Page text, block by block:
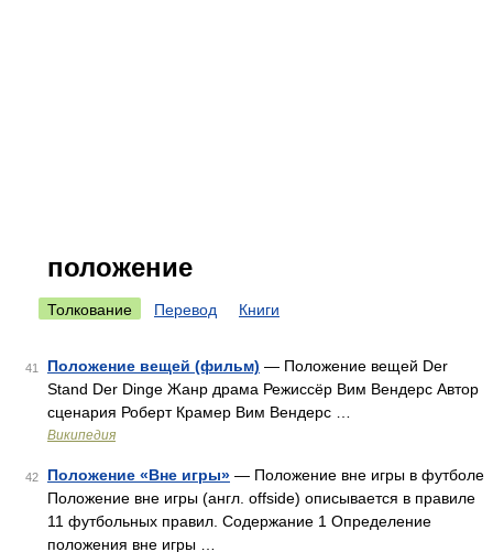
положение
Толкование Перевод Книги
41 Положение вещей (фильм) — Положение вещей Der
Stand Der Dinge Жанр драма Режиссёр Вим Вендерс Автор
сценария Роберт Крамер Вим Вендерс …
Википедия
42 Положение «Вне игры» — Положение вне игры в футболе
Положение вне игры (англ. offside) описывается в правиле
11 футбольных правил. Содержание 1 Определение
положения вне игры …